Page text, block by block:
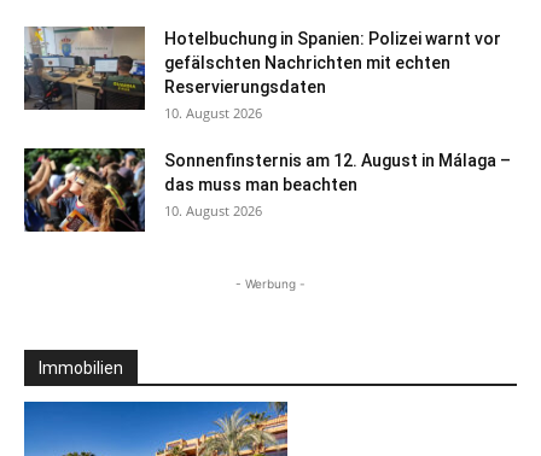
Hotelbuchung in Spanien: Polizei warnt vor
gefälschten Nachrichten mit echten
Reservierungsdaten
10. August 2026
Sonnenfinsternis am 12. August in Málaga –
das muss man beachten
10. August 2026
- Werbung -
Immobilien